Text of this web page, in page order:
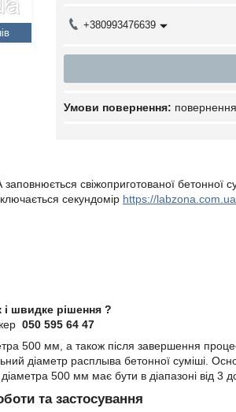
+380993476639
свіжоприготованої
секундомір https://
і швидке рішення ?
050 595 64 47
500 мм, а також після завершення
діаметр расплыва бетонної суміші.
500 мм має бути в діапазоні від 3
та застосування